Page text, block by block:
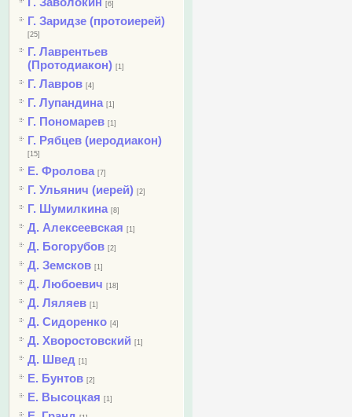
[6]
Г. Заридзе (протоиерей)
[25]
Г. Лаврентьев
(Протодиакон) [1]
Г. Лавров [4]
Г. Лупандина [1]
Г. Пономарев [1]
Г. Рябцев (иеродиакон)
[15]
Е. Фролова [7]
Г. Ульянич (иерей) [2]
Г. Шумилкина [8]
Д. Алексеевская [1]
Д. Богорубов [2]
Д. Земсков [1]
Д. Любоевич [18]
Д. Ляляев [1]
Д. Сидоренко [4]
Д. Хворостовский [1]
Д. Швед [1]
Е. Бунтов [2]
Е. Высоцкая [1]